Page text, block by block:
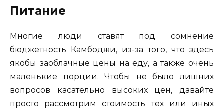
Питание
Многие люди ставят под сомнение
бюджетность Камбоджи, из-за того, что здесь
якобы заоблачные цены на еду, а также очень
маленькие порции. Чтобы не было лишних
вопросов касательно высоких цен, давайте
просто рассмотрим стоимость тех или иных